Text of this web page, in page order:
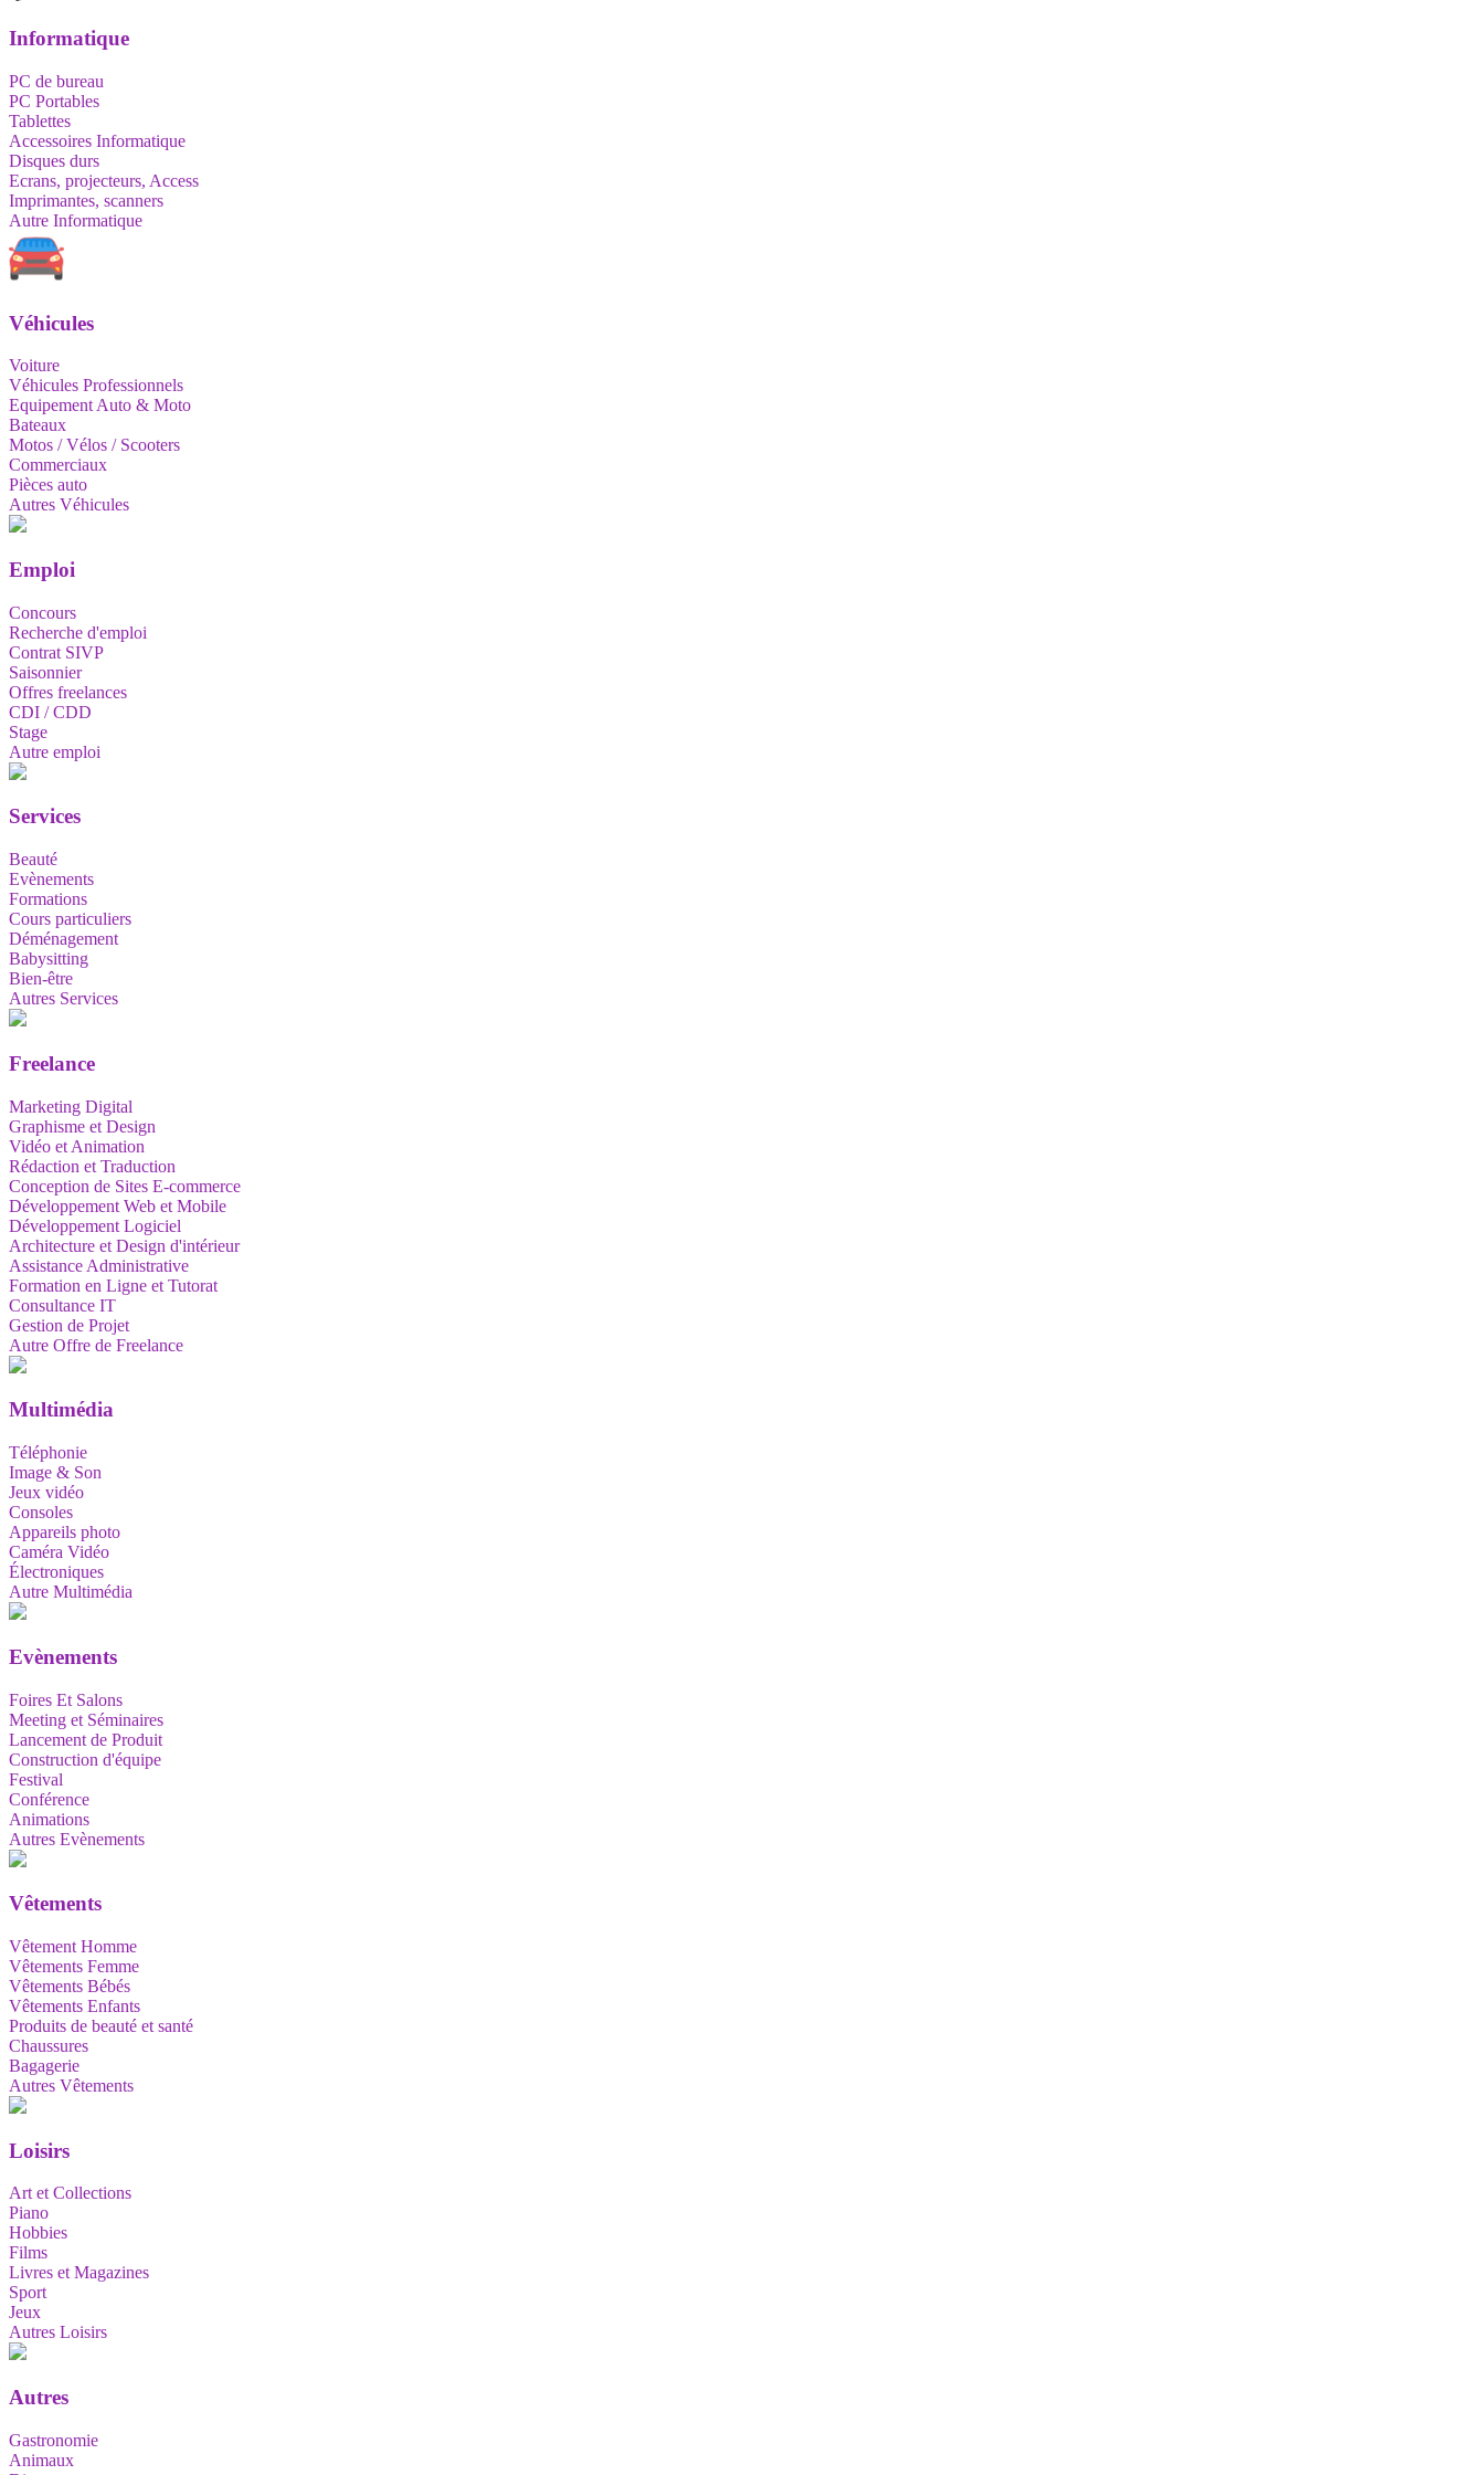
Informatique
PC de bureau
PC Portables
Tablettes
Accessoires Informatique
Disques durs
Ecrans, projecteurs, Access
Imprimantes, scanners
Autre Informatique
Véhicules
Voiture
Véhicules Professionnels
Equipement Auto & Moto
Bateaux
Motos / Vélos / Scooters
Commerciaux
Pièces auto
Autres Véhicules
Emploi
Concours
Recherche d'emploi
Contrat SIVP
Saisonnier
Offres freelances
CDI / CDD
Stage
Autre emploi
Services
Beauté
Evènements
Formations
Cours particuliers
Déménagement
Babysitting
Bien-être
Autres Services
Freelance
Marketing Digital
Graphisme et Design
Vidéo et Animation
Rédaction et Traduction
Conception de Sites E-commerce
Développement Web et Mobile
Développement Logiciel
Architecture et Design d'intérieur
Assistance Administrative
Formation en Ligne et Tutorat
Consultance IT
Gestion de Projet
Autre Offre de Freelance
Multimédia
Téléphonie
Image & Son
Jeux vidéo
Consoles
Appareils photo
Caméra Vidéo
Électroniques
Autre Multimédia
Evènements
Foires Et Salons
Meeting et Séminaires
Lancement de Produit
Construction d'équipe
Festival
Conférence
Animations
Autres Evènements
Vêtements
Vêtement Homme
Vêtements Femme
Vêtements Bébés
Vêtements Enfants
Produits de beauté et santé
Chaussures
Bagagerie
Autres Vêtements
Loisirs
Art et Collections
Piano
Hobbies
Films
Livres et Magazines
Sport
Jeux
Autres Loisirs
Autres
Gastronomie
Animaux